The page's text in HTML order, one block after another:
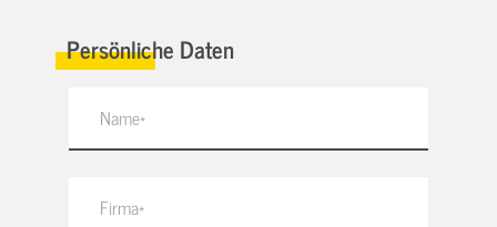
Persönliche Daten